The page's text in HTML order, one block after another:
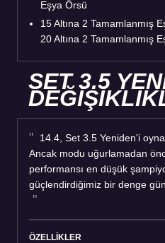
Eşya Örsü
15 Altına 2 Tamamlanmış
20 Altına 2 Tamamlanmış
SET 3.5
14.4, Set 3.5 Yeniden'i
Ancak modu uğurlamadan
performansı en düşük
güçlendirdiğimiz bir denge
ÖZELLİKLER